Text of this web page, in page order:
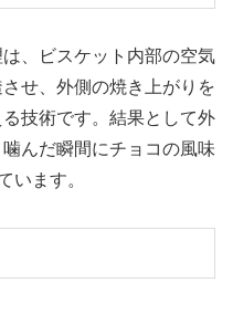
、ビスケット内部の空気
せ、外側の焼き上がりを
技術です。結果として外
んだ瞬間にチョコの風味
います。